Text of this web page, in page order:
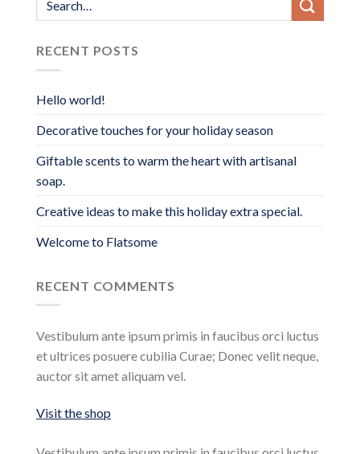
$90.00
RECENT POSTS
Hello world!
Decorative touches for your holiday season
Giftable scents to warm the heart with artisanal
soap.
Creative ideas to make this holiday extra special.
Welcome to Flatsome
RECENT COMMENTS
Vestibulum ante ipsum primis in faucibus orci luctus
et ultrices posuere cubilia Curae; Donec velit neque,
auctor sit amet aliquam vel.
Visit the shop